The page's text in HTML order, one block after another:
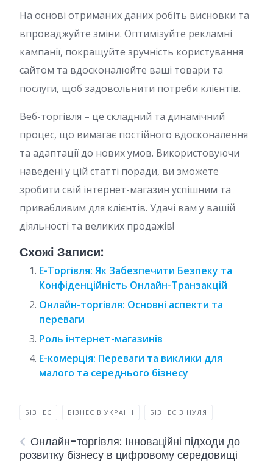
На основі отриманих даних робіть висновки та
впроваджуйте зміни. Оптимізуйте рекламні
кампанії, покращуйте зручність користування
сайтом та вдосконалюйте ваші товари та
послуги, щоб задовольнити потреби клієнтів.
Веб-торгівля – це складний та динамічний
процес, що вимагає постійного вдосконалення
та адаптації до нових умов. Використовуючи
наведені у цій статті поради, ви зможете
зробити свій інтернет-магазин успішним та
привабливим для клієнтів. Удачі вам у вашій
діяльності та великих продажів!
Схожі Записи:
Е-Торгівля: Як Забезпечити Безпеку та
Конфіденційність Онлайн-Транзакцій
Онлайн-торгівля: Основні аспекти та
переваги
Роль інтернет-магазинів
Е-комерція: Переваги та виклики для
малого та середнього бізнесу
БІЗНЕС БІЗНЕС В УКРАЇНІ БІЗНЕС З НУЛЯ
Онлайн-торгівля: Інноваційні підходи до
розвитку бізнесу в цифровому середовищі